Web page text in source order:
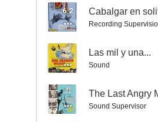
5.9
6.2 Cabalgar en
Recording
-- Las mil y una...
Sound
-- The Last Angry
Sound Supervisor